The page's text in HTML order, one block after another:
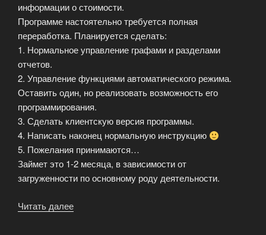
информации о стоимости.
Программе настоятельно требуется полная
переработка. Планируется сделать:
1. Нормальное управление графами и разделами
отчетов.
2. Управление функциями автоматического режима.
Оставить один, но реализовать возможность его
программирования.
3. Сделать клиентскую версия программы.
4. Написать наконец нормальную инструкцию
5. Пожелания принимаются…
Займет это 1-2 месяца, в зависимости от
загруженности по основному роду деятельности.
Читать далее